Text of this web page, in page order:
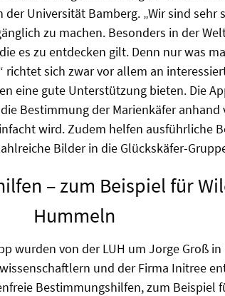
Universität Bamberg. „Wir sind sehr
zu machen. Besonders in der
es zu entdecken gilt. Denn nur was
richtet sich zwar vor allem an
eine gute Unterstützung bieten. Die
Bestimmung der Marienkäfer anhand
wird. Zudem helfen ausführliche
Bilder in die Glückskäfer-
– zum Beispiel für
Hummeln
wurden von der LUH um Jorge Groß
und der Firma Initree
Bestimmungshilfen, zum Beispiel